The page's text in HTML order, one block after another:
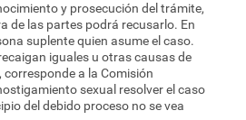
y prosecución del trámite,
de las partes podrá recusarlo. En
suplente quien asume el caso.
iguales u otras causas de
a la Comisión
sexual resolver el caso
del debido proceso no se vea